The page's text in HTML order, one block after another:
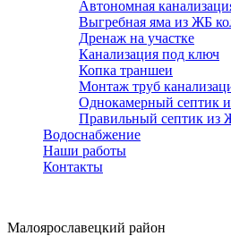
Автономная
Выгребная яма из ЖБ
Дренаж на участке
Канализация под ключ
Копка траншеи
Монтаж труб
Однокамерный септик
Правильный септик из
Водоснабжение
Наши работы
Контакты
Малоярославецкий район